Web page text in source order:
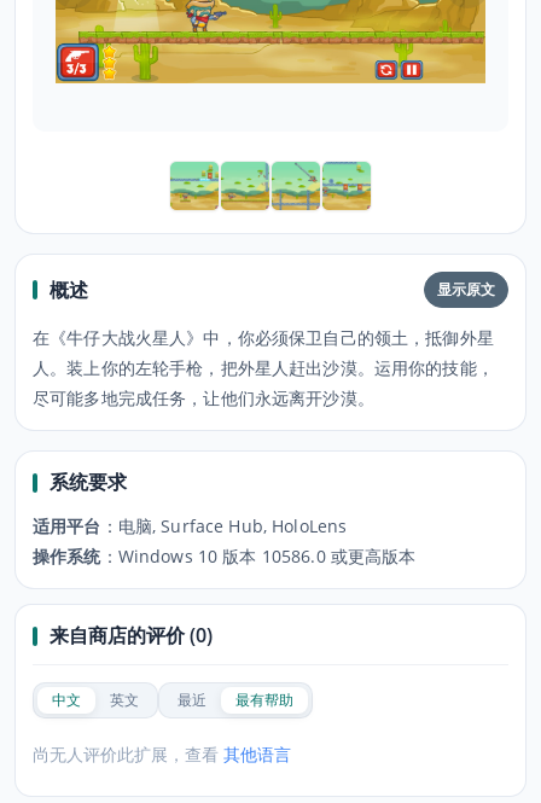
概述 显示原文
在《牛仔大战火星人》中，你必须保卫自己的领土，抵御外星
人。装上你的左轮手枪，把外星人赶出沙漠。运用你的技能，
尽可能多地完成任务，让他们永远离开沙漠。
系统要求
适用平台 ： 电脑, Surface Hub, HoloLens
操作系统： Windows 10 版本 10586.0 或更高版本
来自商店的评价 (0)
中文 英文 最近 最有帮助
尚无人评价此扩展，查看 其他语言